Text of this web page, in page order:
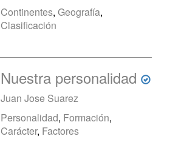
Continentes,Geografía,
Clasificación
Nuestra personalidad
Juan Jose Suarez
Personalidad, Formación,
Carácter, Factores